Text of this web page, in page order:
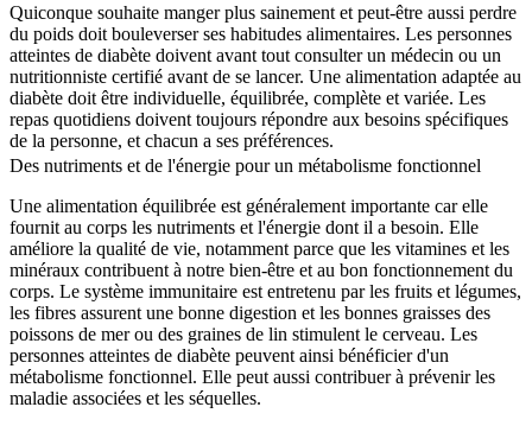
Quiconque souhaite manger plus sainement et peut-être aussi perdre
du poids doit bouleverser ses habitudes alimentaires. Les personnes
atteintes de diabète doivent avant tout consulter un médecin ou un
nutritionniste certifié avant de se lancer. Une alimentation adaptée au
diabète doit être individuelle, équilibrée, complète et variée. Les
repas quotidiens doivent toujours répondre aux besoins spécifiques
de la personne, et chacun a ses préférences.
Des nutriments et de l'énergie pour un métabolisme fonctionnel
Une alimentation équilibrée est généralement importante car elle
fournit au corps les nutriments et l'énergie dont il a besoin. Elle
améliore la qualité de vie, notamment parce que les vitamines et les
minéraux contribuent à notre bien-être et au bon fonctionnement du
corps. Le système immunitaire est entretenu par les fruits et légumes,
les fibres assurent une bonne digestion et les bonnes graisses des
poissons de mer ou des graines de lin stimulent le cerveau. Les
personnes atteintes de diabète peuvent ainsi bénéficier d'un
métabolisme fonctionnel. Elle peut aussi contribuer à prévenir les
maladie associées et les séquelles.